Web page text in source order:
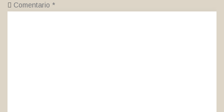
Comentario *